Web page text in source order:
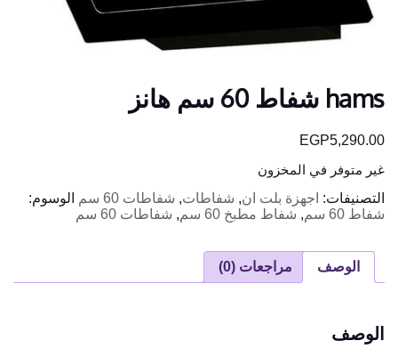
hams شفاط 60 سم هانز
EGP5,290.00
غير متوفر في المخزون
التصنيفات: اجهزة بلت ان, شفاطات, شفاطات 60 سم
الوسوم:
شفاط 60 سم
, شفاط مطبخ 60 سم , شفاطات 60 سم
الوصف مراجعات (0)
الوصف